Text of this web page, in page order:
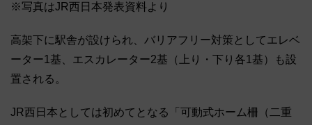
※写真はJR西日本発表資料より
高架下に駅舎が設けられ、バリアフリー対策としてエレベ
ーター1基、エスカレーター2基（上り・下り各1基）も設
置される。
JR西日本としては初めてとなる「可動式ホーム柵（二重